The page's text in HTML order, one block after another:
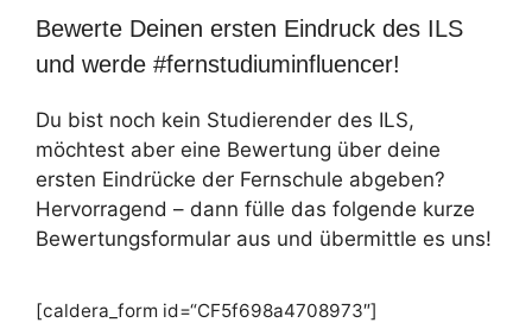
Bewerte Deinen ersten Eindruck des ILS
und werde #fernstudiuminfluencer!
Du bist noch kein Studierender des ILS,
möchtest aber eine Bewertung über deine
ersten Eindrücke der Fernschule abgeben?
Hervorragend – dann fülle das folgende kurze
Bewertungsformular aus und übermittle es uns!
[caldera_form id=“CF5f698a4708973″]